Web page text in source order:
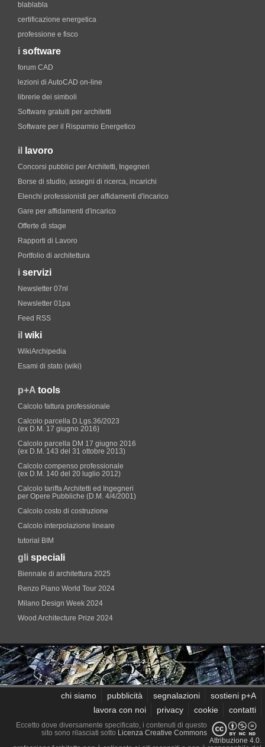
blablabla
certificazione energetica
professione e fisco
i software
forum CAD
lezioni di AutoCAD on-line
librerie dei simboli
Software gratuiti per architetti
Software per il Risparmio Energetico
il lavoro
Concorsi pubblici per Architetti, Ingegneri
Borse di studio, assegni di ricerca, incarichi
Elenchi professionisti per affidamenti d'incarico
Gare per affidamenti d'incarico
Offerte di stage
Rapporti di Lavoro
Portfolio di architettura
i servizi
Newsletter 07nl
Newsletter 01pa
Feed RSS
il wiki
WikiArchipedia
Esami di stato (wiki)
p+A tools
Calcolo fattura professionale
Calcolo parcella D.Lgs.36/2023
(ex D.M. 17 giugno 2016)
Calcolo parcella DM 17 giugno 2016
(ex D.M. 143 del 31 ottobre 2013)
Calcolo compenso professionale
(ex D.M. 140 del 20 luglio 2012)
Calcolo tariffa Architetti ed Ingegneri
per Opere Pubbliche (D.M. 4/4/2001)
Calcolo costo di costruzione
Calcolo interpolazione lineare
tutorial BIM
gli speciali
Biennale di architettura 2025
Renzo Piano World Tour 2024
Milano Design Week 2024
Wood Architecture Prize 2024
chi siamo pubblicità segnalazioni
sostieni p+A
lavora con noi
privacy cookie contatti
Eccetto dove diversamente specificato, i contenuti di questo
sito sono rilasciati sotto Licenza Creative Commons
Attribuzione 4.0.